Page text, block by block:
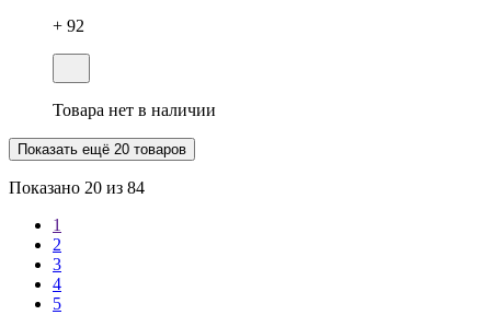
+ 92
Товара нет в наличии
Показать ещё 20 товаров
Показано 20 из 84
1
2
3
4
5